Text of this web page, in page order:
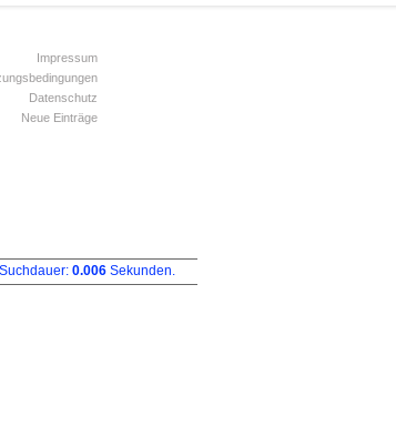
Impressum
Datenschutz
Neue Einträge
0.006 Sekunden.